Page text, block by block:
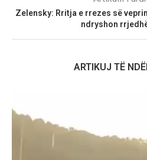
Zelensky: Rritja e rrezes së
ndryshon
ARTIKUJ TË